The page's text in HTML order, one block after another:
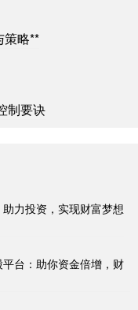
策略**
制要诀
力投资，实现财富梦想
台：助你资金倍增，财